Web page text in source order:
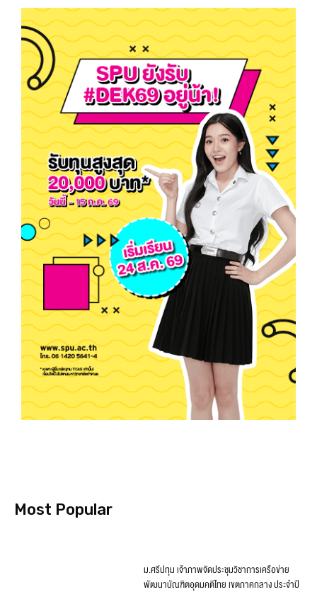
Most Popular
ม.ศรีปทุม เจ้าภาพจัดประชุมวิชาการเครือข่าย
พัฒนาบัณฑิตอุดมคติไทย เขตภาคกลาง ประจำปี